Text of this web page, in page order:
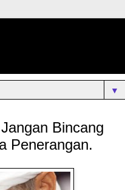
▼
Bincang
Penerangan.